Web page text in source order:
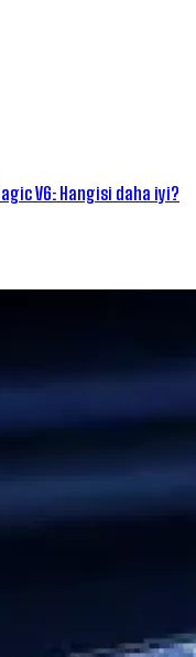
V6: Hangisi daha iyi?